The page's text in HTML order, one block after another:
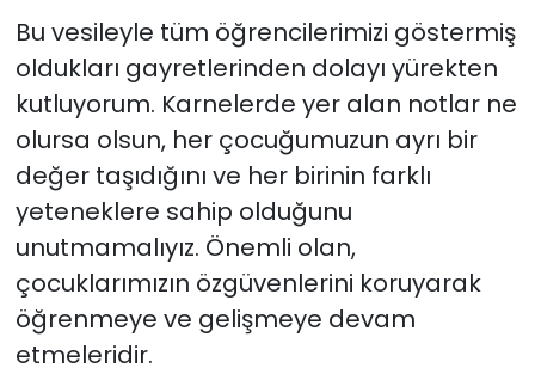
Bu vesileyle tüm öğrencilerimizi göstermiş
oldukları gayretlerinden dolayı yürekten
kutluyorum. Karnelerde yer alan notlar ne
olursa olsun, her çocuğumuzun ayrı bir
değer taşıdığını ve her birinin farklı
yeteneklere sahip olduğunu
unutmamalıyız. Önemli olan,
çocuklarımızın özgüvenlerini koruyarak
öğrenmeye ve gelişmeye devam
etmeleridir.